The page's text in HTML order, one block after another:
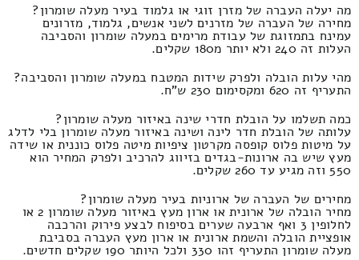
מה יעלה העברה של מזרן זוגי או גלמוד בעיר מעלה שומרון?
מחירה של העברה של מזרנים לשני אנשים, גלמוד, מזרונים
עמינח בתמזוגת של עבודת מרימים במעלה שומרון והסביבה
העלות זה 240 ולא יותר מ180 שקלים.
מהי עלות הובלה ולפרק שידות המטבח במעלה שומרון והסביבה?
התעריף זה 620 ומקסימום 230 ש"ח.
כמה תשלמו על הובלת חדרי שינה באיזור מעלה שומרון?
עלותה של הובלת חדר לינה ושינה באיזור מעלה שומרון בלי לדלג
על מיטות פלוס קופסה מקרטון ציפיות מיטה פלוס כוננית או שידה
מעץ שיש בה ארונות-בגדים בזיווג להרכיב ולפרק המחיר הוא
550 וזה מגיע עד 260 שקלים.
מחירים של העברה של ארוניות בעיר מעלה שומרון?
מחיר הובלה של ארונית או ארון מעץ באיזור מעלה שומרון 2 או
לחלופין 3 ואף ארבעה שערים בסיפוח לבצע פירוק והרכבה
אופציית הובלה והשמת ארונית או ארון מעץ העברה בסביבת
מעלה שומרון התעריף זהו 330 ולכל היותר 190 שקלים חדשים.